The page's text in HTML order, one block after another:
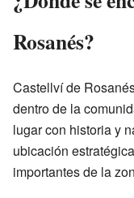
Rosanés?
Castellví de
dentro de la
lugar con historia y
ubicación
importantes de la